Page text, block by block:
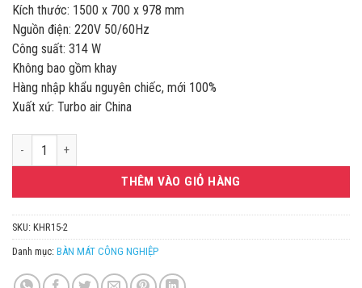
Kích thước: 1500 x 700 x 978 mm
Nguồn điện: 220V 50/60Hz
Công suất: 314 W
Không bao gồm khay
Hàng nhập khẩu nguyên chiếc, mới 100%
Xuất xứ: Turbo air China
Bàn mát salad 2 cánh inox TURBO AIR KHR15-2 số lượng
THÊM VÀO GIỎ HÀNG
SKU: KHR15-2
Danh mục: BÀN MÁT CÔNG NGHIỆP